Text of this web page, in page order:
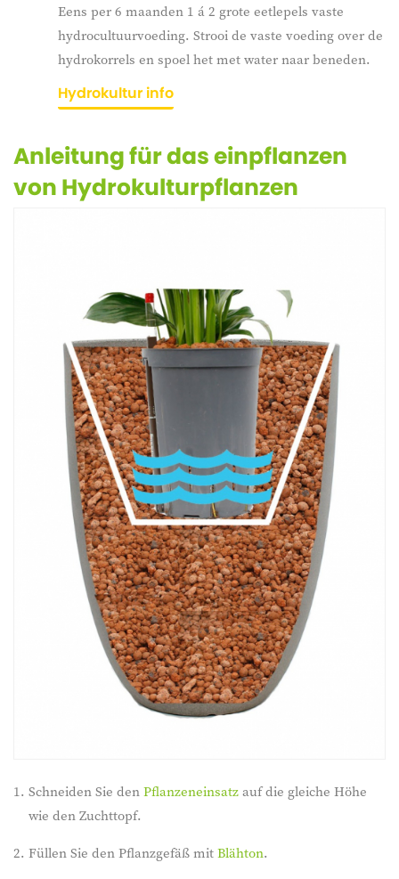
Eens per 6 maanden 1 á 2 grote eetlepels vaste
hydrocultuurvoeding. Strooi de vaste voeding over de
hydrokorrels en spoel het met water naar beneden.
Hydrokultur info
Anleitung für das einpflanzen
von Hydrokulturpflanzen
Schneiden Sie denPflanzeneinsatzauf die gleiche Höhe
wie den Zuchttopf.
Füllen Sie den Pflanzgefäß mitBlähton.